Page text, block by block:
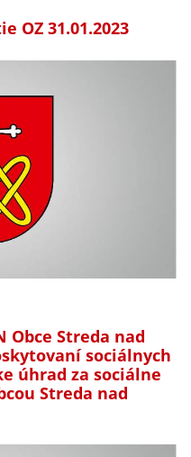
OZ 31.01.2023
Obce Streda nad
sociálnych
úhrad za sociálne
Streda nad